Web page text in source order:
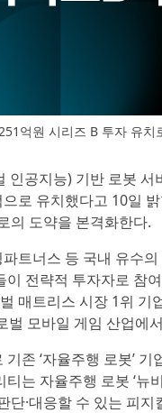
억원 시리즈 B 투자 유치
인공지능) 기반 로봇
로 유치했다고 10일
의 도약을 본격화한다.
트너스 등 국내 유수
전략적 투자자로 참
매트리스 시장 1위 기
모바일 게임 산업에
존 ‘자율주행 로봇’
는 자율주행 로봇 ‘
단·대응할 수 있는 피